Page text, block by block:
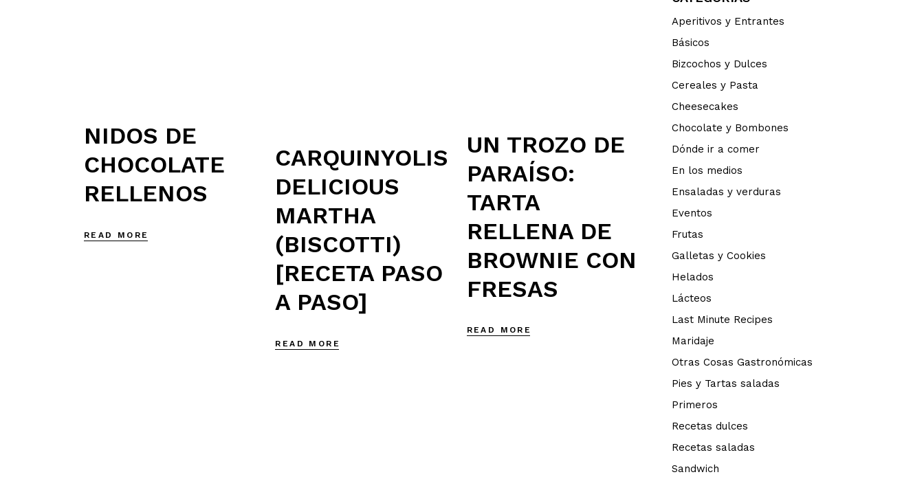
NIDOS DE
CHOCOLATE
RELLENOS
READ MORE
CARQUINYOLIS
DELICIOUS
MARTHA
(BISCOTTI)
[RECETA PASO
A PASO]
READ MORE
UN TROZO DE
PARAÍSO:
TARTA
RELLENA DE
BROWNIE CON
FRESAS
READ MORE
Aperitivos y Entrantes
Básicos
Bizcochos y Dulces
Cereales y Pasta
Cheesecakes
Chocolate y Bombones
Dónde ir a comer
En los medios
Ensaladas y verduras
Eventos
Frutas
Galletas y Cookies
Helados
Lácteos
Last Minute Recipes
Maridaje
Otras Cosas Gastronómicas
Pies y Tartas saladas
Primeros
Recetas dulces
Recetas saladas
Sandwich